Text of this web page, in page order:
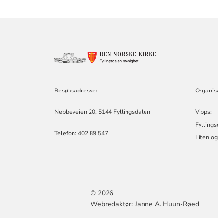
Besøksadresse:
Nebbeveien 20, 5144 Fyllingsdalen
Telefon:402 89 547
Vipps:
Liten
© 2026
Webredaktør: Janne A. Huun-Røed